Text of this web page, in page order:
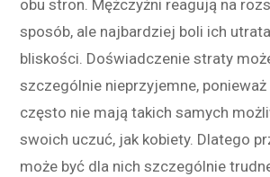
obu stron. Mężczyźni reagują na roz
sposób, ale najbardziej boli ich utrata
bliskości. Doświadczenie straty moż
szczególnie nieprzyjemne, ponieważ
często nie mają takich samych możli
swoich uczuć, jak kobiety. Dlatego pr
może być dla nich szczególnie trud